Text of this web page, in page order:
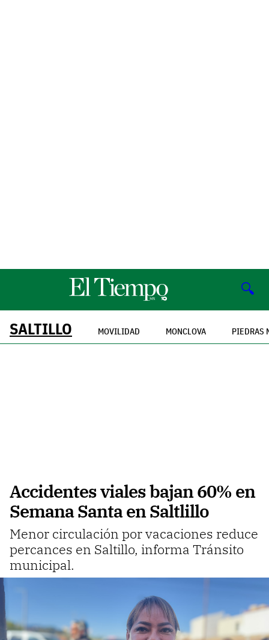
🔍
SALTILLO MOVILIDAD MONCLOVA PIEDRAS
Accidentes viales bajan 60% en
Semana Santa en Saltlillo
Menor circulación por vacaciones reduce
percances en Saltillo, informa Tránsito
municipal.